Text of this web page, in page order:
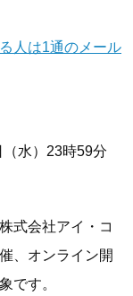
人は1通のメール
水）23時59分
式会社アイ・コ
、オンライン開
です。